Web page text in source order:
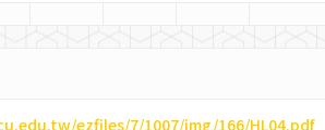
ezfiles/7/1007/img/166/HL04.pdf